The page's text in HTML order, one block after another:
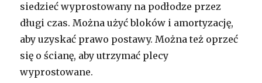
siedzieć wyprostowany na podłodze przez
długi czas. Można użyć bloków i amortyzację,
aby uzyskać prawo postawy. Można też oprzeć
się o ścianę, aby utrzymać plecy
wyprostowane.